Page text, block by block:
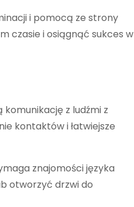
i pomocą ze strony
czasie i osiągnąć sukces w
z ludźmi z
kontaktów i łatwiejsze
znajomości języka
otworzyć drzwi do